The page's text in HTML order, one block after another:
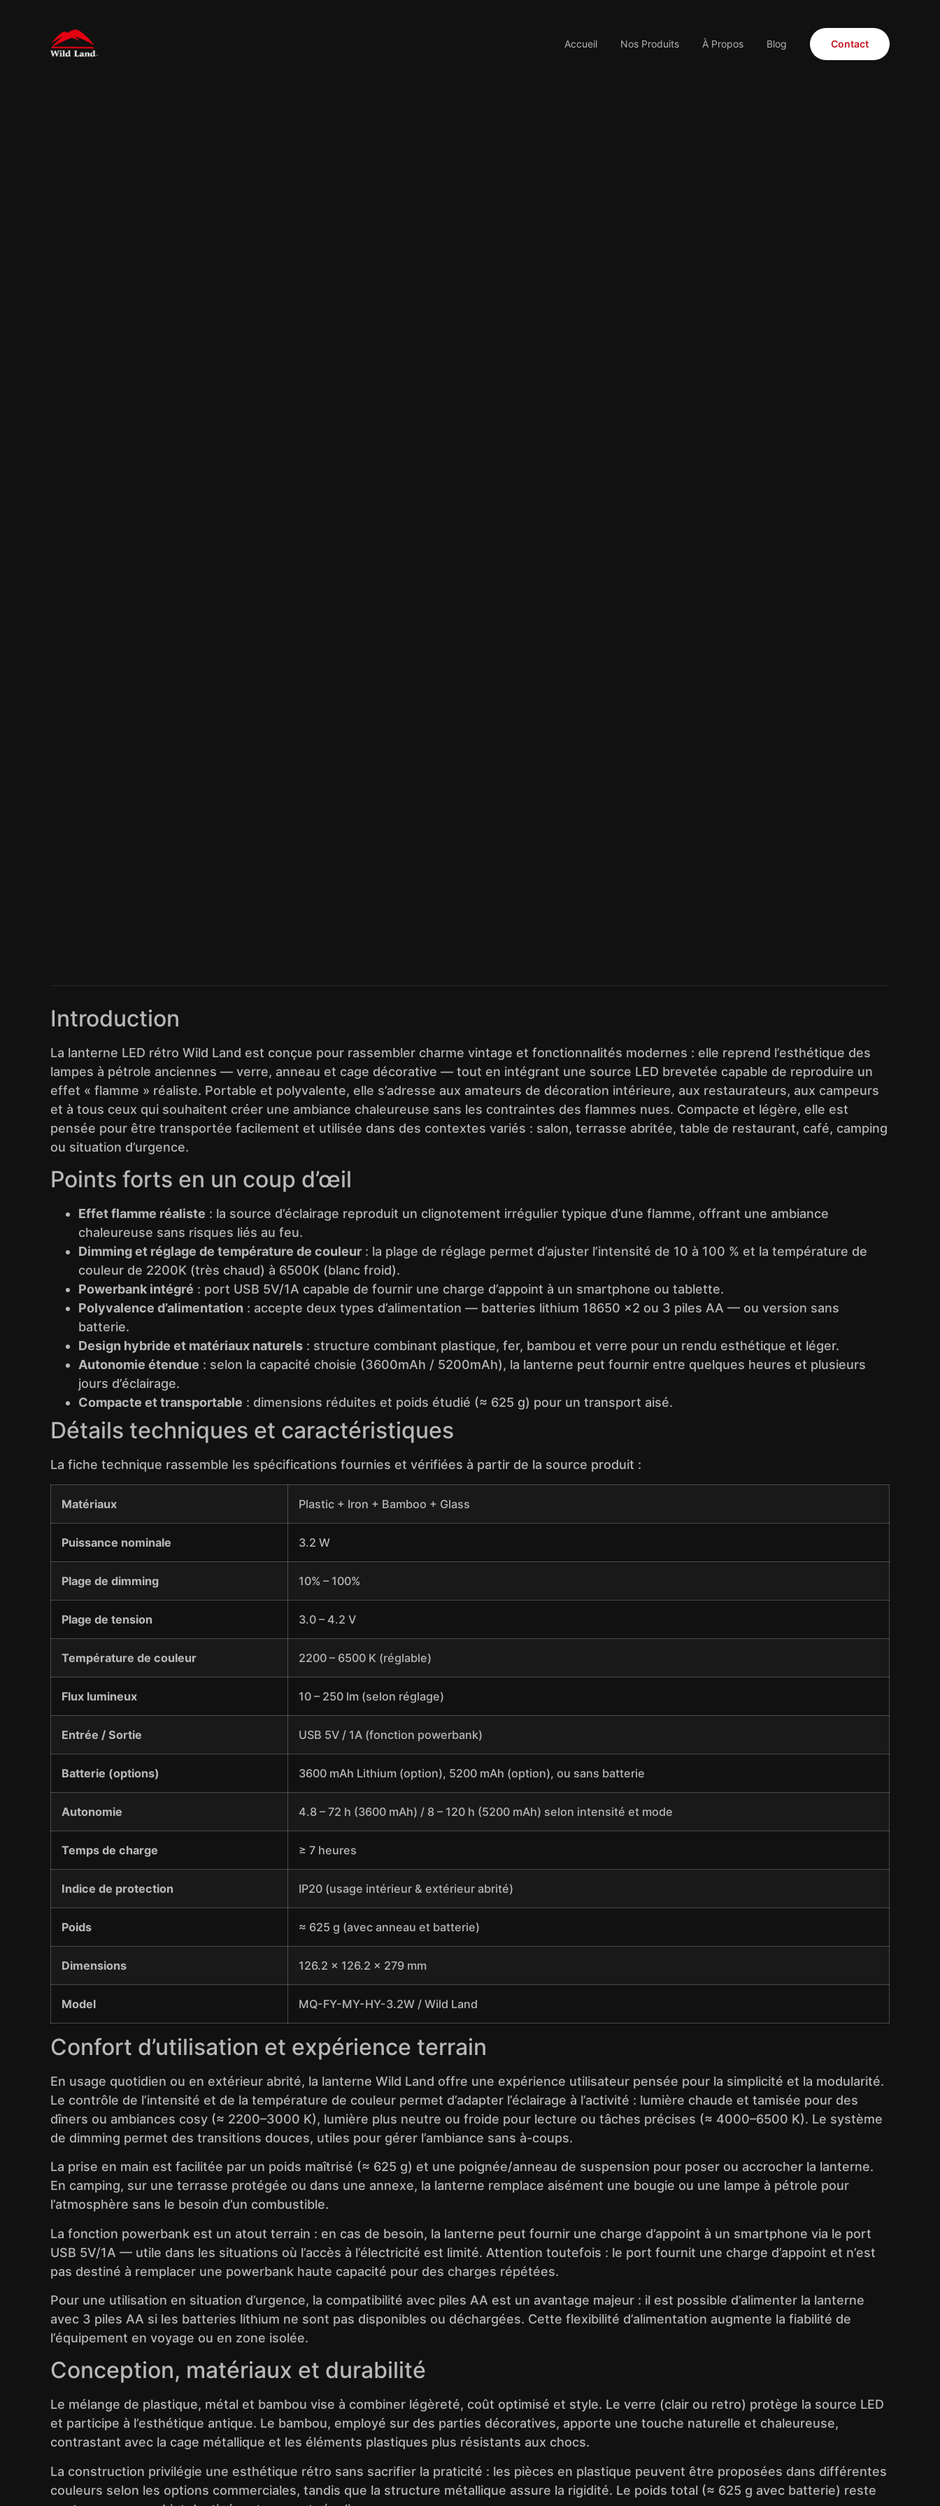
Accueil Nos Produits À Propos Blog Contact
Introduction
La lanterne LED rétro Wild Land est conçue pour rassembler charme vintage et fonctionnalités modernes : elle reprend l’esthétique des
lampes à pétrole anciennes — verre, anneau et cage décorative — tout en intégrant une source LED brevetée capable de reproduire un
effet « flamme » réaliste. Portable et polyvalente, elle s’adresse aux amateurs de décoration intérieure, aux restaurateurs, aux campeurs
et à tous ceux qui souhaitent créer une ambiance chaleureuse sans les contraintes des flammes nues. Compacte et légère, elle est
pensée pour être transportée facilement et utilisée dans des contextes variés : salon, terrasse abritée, table de restaurant, café, camping
ou situation d’urgence.
Points forts en un coup d’œil
Effet flamme réaliste : la source d’éclairage reproduit un clignotement irrégulier typique d’une flamme, offrant une ambiance
chaleureuse sans risques liés au feu.
Dimming et réglage de température de couleur : la plage de réglage permet d’ajuster l’intensité de 10 à 100 % et la température de
couleur de 2200K (très chaud) à 6500K (blanc froid).
Powerbank intégré : port USB 5V/1A capable de fournir une charge d’appoint à un smartphone ou tablette.
Polyvalence d’alimentation : accepte deux types d’alimentation — batteries lithium 18650 x2 ou 3 piles AA — ou version sans
batterie.
Design hybride et matériaux naturels : structure combinant plastique, fer, bambou et verre pour un rendu esthétique et léger.
Autonomie étendue : selon la capacité choisie (3600mAh / 5200mAh), la lanterne peut fournir entre quelques heures et plusieurs
jours d’éclairage.
Compacte et transportable : dimensions réduites et poids étudié (≈ 625 g) pour un transport aisé.
Détails techniques et caractéristiques
La fiche technique rassemble les spécifications fournies et vérifiées à partir de la source produit :
Matériaux Plastic + Iron + Bamboo + Glass
Puissance nominale 3.2 W
Plage de dimming 10% – 100%
Plage de tension 3.0 – 4.2 V
Température de couleur 2200 – 6500 K (réglable)
Flux lumineux 10 – 250 lm (selon réglage)
Entrée / Sortie USB 5V / 1A (fonction powerbank)
Batterie (options) 3600 mAh Lithium (option), 5200 mAh (option), ou sans batterie
Autonomie 4.8 – 72 h (3600 mAh) / 8 – 120 h (5200 mAh) selon intensité et mode
Temps de charge ≥ 7 heures
Indice de protection IP20 (usage intérieur & extérieur abrité)
Poids ≈ 625 g (avec anneau et batterie)
Dimensions 126.2 × 126.2 × 279 mm
Model MQ-FY-MY-HY-3.2W / Wild Land
Confort d’utilisation et expérience terrain
En usage quotidien ou en extérieur abrité, la lanterne Wild Land offre une expérience utilisateur pensée pour la simplicité et la modularité.
Le contrôle de l’intensité et de la température de couleur permet d’adapter l’éclairage à l’activité : lumière chaude et tamisée pour des
dîners ou ambiances cosy (≈ 2200–3000 K), lumière plus neutre ou froide pour lecture ou tâches précises (≈ 4000–6500 K). Le système
de dimming permet des transitions douces, utiles pour gérer l’ambiance sans à-coups.
La prise en main est facilitée par un poids maîtrisé (≈ 625 g) et une poignée/anneau de suspension pour poser ou accrocher la lanterne.
En camping, sur une terrasse protégée ou dans une annexe, la lanterne remplace aisément une bougie ou une lampe à pétrole pour
l’atmosphère sans le besoin d’un combustible.
La fonction powerbank est un atout terrain : en cas de besoin, la lanterne peut fournir une charge d’appoint à un smartphone via le port
USB 5V/1A — utile dans les situations où l’accès à l’électricité est limité. Attention toutefois : le port fournit une charge d’appoint et n’est
pas destiné à remplacer une powerbank haute capacité pour des charges répétées.
Pour une utilisation en situation d’urgence, la compatibilité avec piles AA est un avantage majeur : il est possible d’alimenter la lanterne
avec 3 piles AA si les batteries lithium ne sont pas disponibles ou déchargées. Cette flexibilité d’alimentation augmente la fiabilité de
l’équipement en voyage ou en zone isolée.
Conception, matériaux et durabilité
Le mélange de plastique, métal et bambou vise à combiner légèreté, coût optimisé et style. Le verre (clair ou retro) protège la source LED
et participe à l’esthétique antique. Le bambou, employé sur des parties décoratives, apporte une touche naturelle et chaleureuse,
contrastant avec la cage métallique et les éléments plastiques plus résistants aux chocs.
La construction privilégie une esthétique rétro sans sacrifier la praticité : les pièces en plastique peuvent être proposées dans différentes
couleurs selon les options commerciales, tandis que la structure métallique assure la rigidité. Le poids total (≈ 625 g avec batterie) reste